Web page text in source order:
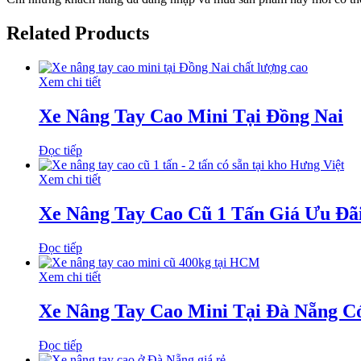
Related Products
Xem chi tiết
Xe Nâng Tay Cao Mini Tại Đồng Nai
Đọc tiếp
Xem chi tiết
Xe Nâng Tay Cao Cũ 1 Tấn Giá Ưu
Đọc tiếp
Xem chi tiết
Xe Nâng Tay Cao Mini Tại Đà Nẵng
Đọc tiếp